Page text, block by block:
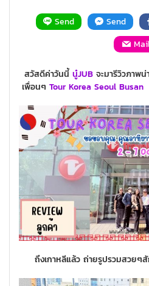
Send Send
สวัสดีค่าวันนี้นู๋JUBจะมารีวิวภาพ
เพื่อนๆ Tour Korea Seoul Busan
ถึงเกาหลีแล้ว ถ่ายรูปรวมสวยๆ